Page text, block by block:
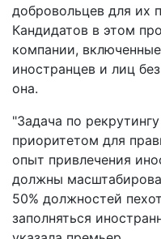
добровольцев для их
Кандидатов в этом
компании,
иностранцев и лиц
она.
"Задача по
приоритетом для
опыт привлечения
должны
50% должностей
заполняться